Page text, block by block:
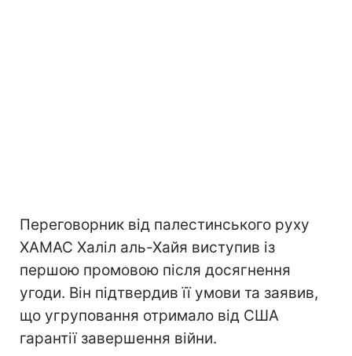
Переговорник від палестинського руху
ХАМАС Халіл аль-Хайя виступив із
першою промовою після досягнення
угоди. Він підтвердив її умови та заявив,
що угруповання отримало від США
гарантії завершення війни.